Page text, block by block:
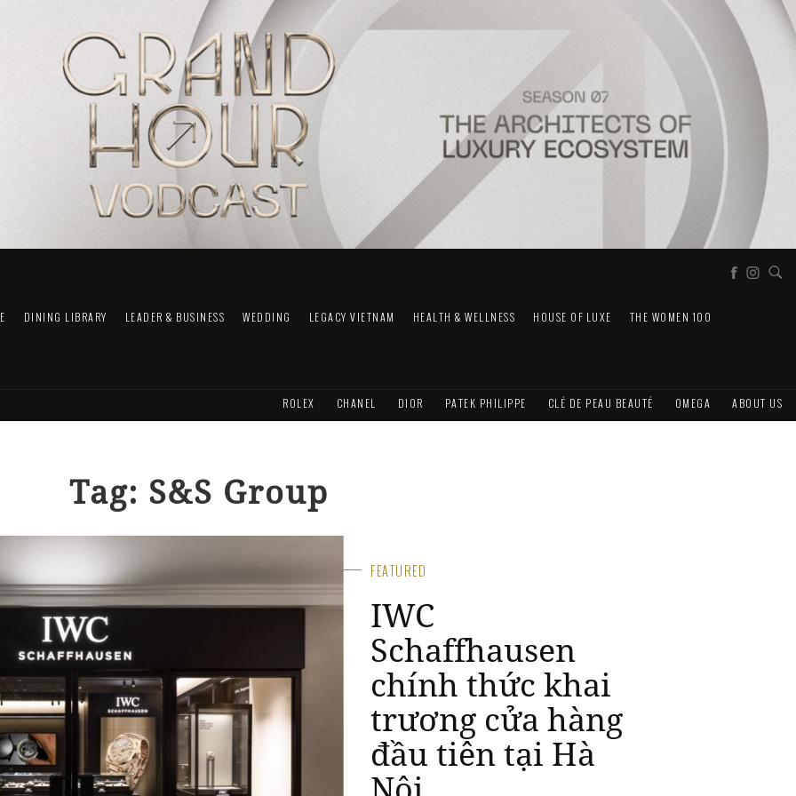
DINING LIBRARY LEADER & BUSINESS WEDDING LEGACY VIETNAM HEALTH & WELLNESS HOUSE OF LUXE THE WOMEN 100
ROLEX CHANEL DIOR PATEK PHILIPPE CLÉ DE PEAU BEAUTÉ OMEGA ABOUT US
Tag: S&S Group
FEATURED
BOVET 1882
khai trương
Flagship
Boutique tại Hà
Nội
Jun 24, 2023 / STYLE